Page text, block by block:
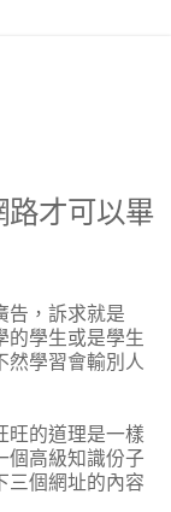
路才可以畢
告，訴求就是
的學生或是學生
然學習會輸別人
旺的道理是一樣
個高級知識份子
三個網址的內容